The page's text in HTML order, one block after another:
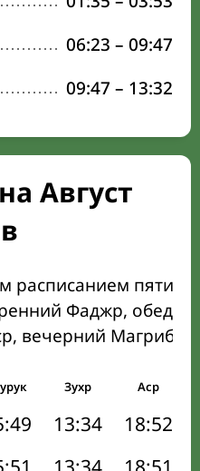
06:23 – 09:47
09:47 – 13:32
Август
расписанием пяти
Фаджр,
вечерний Магриб
Зухр Аср
13:34 18:52